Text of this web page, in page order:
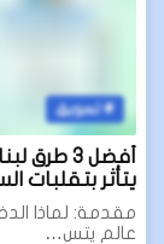
تسويق
يتأثر بتقلبات
مقدمة: لماذا
عالم يتس…